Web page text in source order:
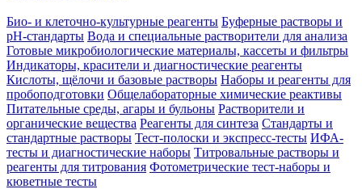
Био- и клеточно-культурные реагенты Буферные растворы и
pH-стандарты Вода и специальные растворители для анализа
Готовые микробиологические материалы, кассеты и фильтры
Индикаторы, красители и диагностические реагенты
Кислоты, щёлочи и базовые растворы Наборы и реагенты для
пробоподготовки Общелабораторные химические реактивы
Питательные среды, агары и бульоны Растворители и
органические вещества Реагенты для синтеза Стандарты и
стандартные растворы Тест-полоски и экспресс-тесты ИФА-
тесты и диагностические наборы Титровальные растворы и
реагенты для титрования Фотометрические тест-наборы и
кюветные тесты